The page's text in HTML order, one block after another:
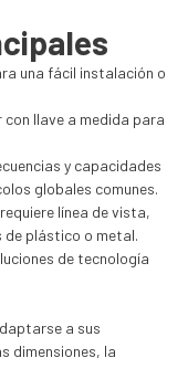
una fácil instalación o
llave a medida para
y capacidades
globales comunes.
línea de vista,
de plástico o metal.
de tecnología
a sus
dimensiones, la